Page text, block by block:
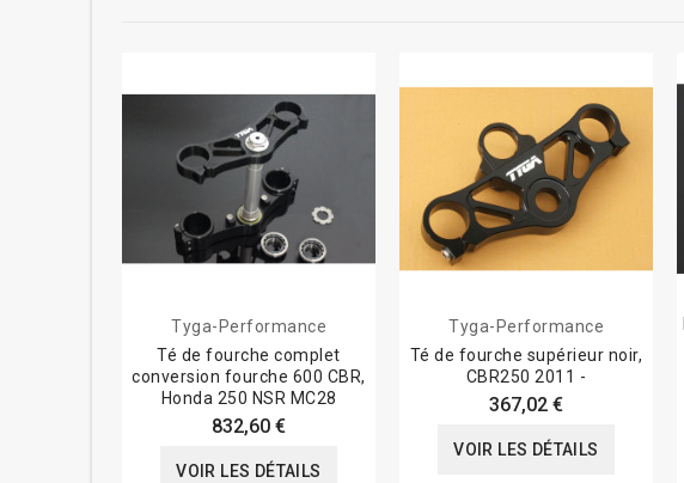
Tyga-Performance
Té de fourche complet
conversion fourche 600 CBR,
Honda 250 NSR MC28
832,60 €
VOIR LES DÉTAILS
Tyga-Performance
Té de fourche supérieur noir,
CBR250 2011 -
367,02 €
VOIR LES DÉTAILS